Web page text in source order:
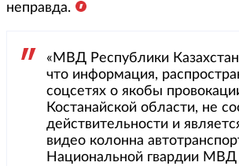
неправда.
«МВД Республики
что информация,
соцсетях о якобы
Костанайской области, не
действительности и
видео колонна
Национальной гвардии